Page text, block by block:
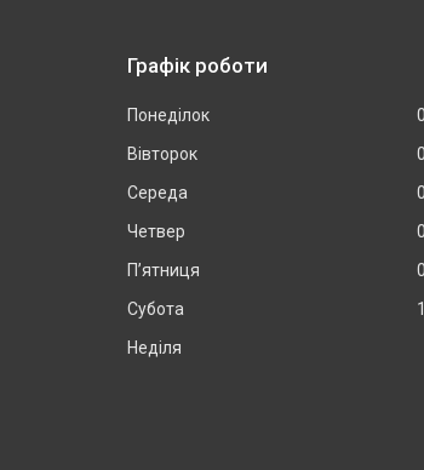
Графік роботи
Понеділок
Вівторок
Середа
Четвер
Пʼятниця
Субота
Неділя